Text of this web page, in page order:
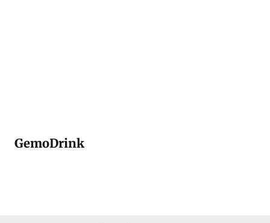
GemoDrink